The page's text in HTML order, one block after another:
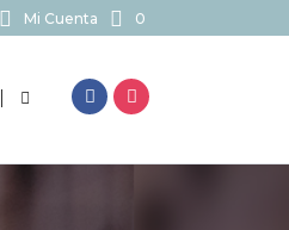
Mi Cuenta 0
BUSCAR...